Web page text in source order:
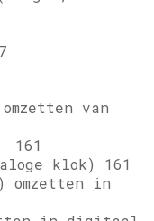
van
klok) 161
in